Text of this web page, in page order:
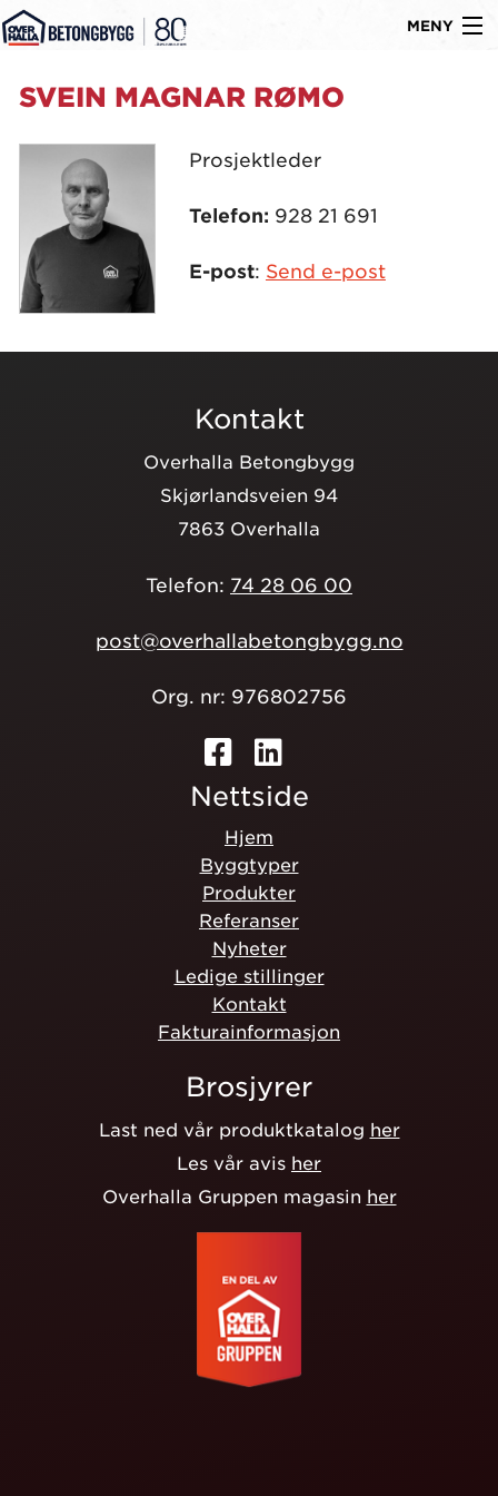
MENY
Produkter
Referanser
Nyheter
Ledige stillinger
SVEIN MAGNAR RØMO
Prosjektleder
Telefon: 928 21 691
E-post: Send e-post
Kontakt
Overhalla Betongbygg
Skjørlandsveien 94
7863 Overhalla
Telefon: 74 28 06 00
post@overhallabetongbygg.no
Org. nr: 976802756
Nettside
Hjem
Byggtyper
Produkter
Referanser
Nyheter
Ledige stillinger
Kontakt
Fakturainformasjon
Brosjyrer
Last ned vår produktkatalog her
Les vår avis her
Overhalla Gruppen magasin her